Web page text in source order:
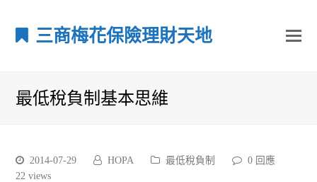
三商梅花保險理財天地
最低稅負制基本思維
2014-07-29 HOPA 最低稅負制
0 回應
22 views